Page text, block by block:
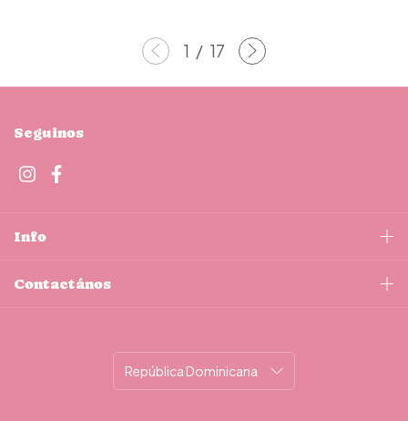
1 / 17
Seguinos
Info
Contactános